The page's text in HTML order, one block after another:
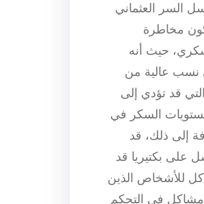
السر العثماني
مخاطرة
حيث أنه
نسب عالية من
قد تؤدي إلى
السكر في
إلى ذلك، قد
على بكتيريا قد
للأشخاص الذين
في التحكم